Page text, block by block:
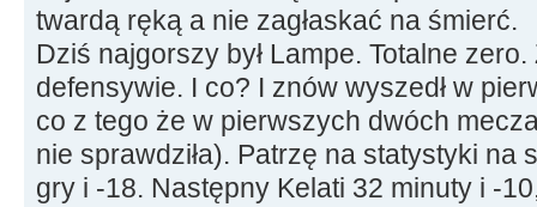
twardą ręką a nie zagłaskać na śmierć.
Dziś najgorszy był Lampe. Totalne
defensywie. I co? I znów wyszedł w
co z tego że w pierwszych dwóch
nie sprawdziła). Patrzę na statystyki na
gry i -18. Następny Kelati 32 minuty i -